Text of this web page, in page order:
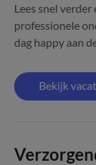
Lees snel
professionele
dag happy aan
Bekijk